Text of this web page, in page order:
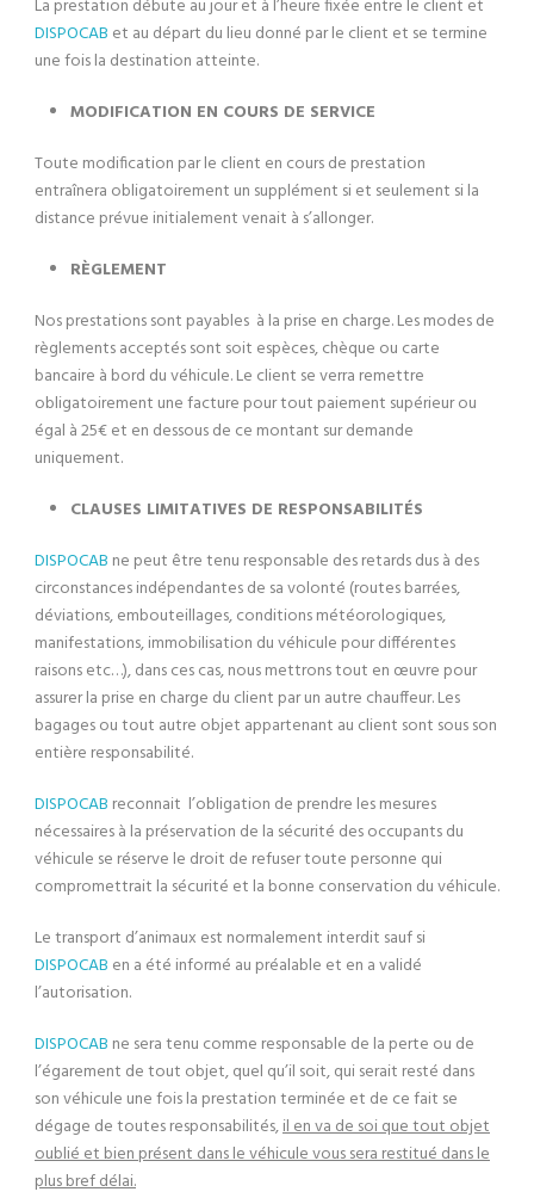
La prestation débute au jour et à l’heure fixée entre le client et
DISPOCAB et au départ du lieu donné par le client et se termine
une fois la destination atteinte.
MODIFICATION EN COURS DE SERVICE
Toute modification par le client en cours de prestation
entraînera obligatoirement un supplément si et seulement si la
distance prévue initialement venait à s’allonger.
RÈGLEMENT
Nos prestations sont payables à la prise en charge. Les modes de
règlements acceptés sont soit espèces, chèque ou carte
bancaire à bord du véhicule. Le client se verra remettre
obligatoirement une facture pour tout paiement supérieur ou
égal à 25€ et en dessous de ce montant sur demande
uniquement.
CLAUSES LIMITATIVES DE RESPONSABILITÉS
DISPOCAB ne peut être tenu responsable des retards dus à des
circonstances indépendantes de sa volonté (routes barrées,
déviations, embouteillages, conditions météorologiques,
manifestations, immobilisation du véhicule pour différentes
raisons etc…), dans ces cas, nous mettrons tout en œuvre pour
assurer la prise en charge du client par un autre chauffeur. Les
bagages ou tout autre objet appartenant au client sont sous son
entière responsabilité.
DISPOCAB reconnait l’obligation de prendre les mesures
nécessaires à la préservation de la sécurité des occupants du
véhicule se réserve le droit de refuser toute personne qui
compromettrait la sécurité et la bonne conservation du véhicule.
Le transport d’animaux est normalement interdit sauf si
DISPOCAB en a été informé au préalable et en a validé
l’autorisation.
DISPOCAB ne sera tenu comme responsable de la perte ou de
l’égarement de tout objet, quel qu’il soit, qui serait resté dans
son véhicule une fois la prestation terminée et de ce fait se
dégage de toutes responsabilités,il en va de soi que tout objet
oublié et bien présent dans le véhicule vous sera restitué dans le
plus bref délai.